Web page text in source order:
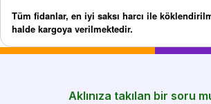
Tüm fidanlar, en iyi saksı harcı ile
halde kargoya verilmektedir.
Aklınıza takılan bir soru